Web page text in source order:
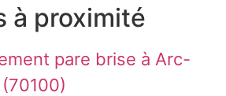
à proximité
pare brise à Arc-